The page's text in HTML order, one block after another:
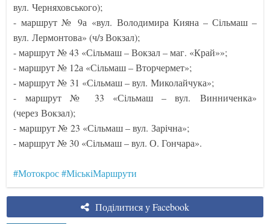
вул. Черняховського);
- маршрут № 9а «вул. Володимира Кияна – Сільмаш –
вул. Лермонтова» (ч/з Вокзал);
- маршрут № 43 «Сільмаш – Вокзал – маг. «Край»»;
- маршрут № 12а «Сільмаш – Вторчермет»;
- маршрут № 31 «Сільмаш – вул. Миколайчука»;
- маршрут № 33 «Сільмаш – вул. Винниченка»
(через Вокзал);
- маршрут № 23 «Сільмаш – вул. Зарічна»;
- маршрут № 30 «Сільмаш – вул. О. Гончара».
#Мотокрос #МіськіМаршрути
Поділитися у Facebook